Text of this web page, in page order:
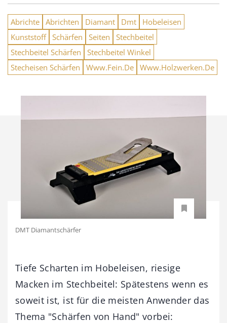
Abrichte Abrichten Diamant Dmt
Hobeleisen
Kunststoff Schärfen Seiten
Stechbeitel
Stechbeitel Schärfen
Stechbeitel Winkel
Stecheisen Schärfen
Www.Fein.De Www.Holzwerken.De
DMT Diamantschärfer
Tiefe Scharten im Hobeleisen, riesige
Macken im Stechbeitel: Spätestens wenn es
soweit ist, ist für die meisten Anwender das
Thema "Schärfen von Hand" vorbei: